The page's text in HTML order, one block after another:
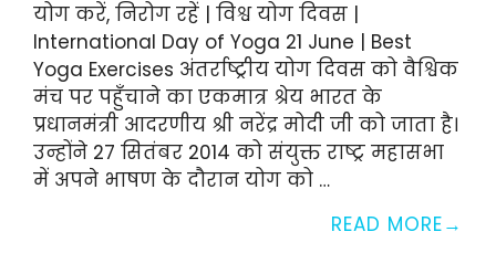
योग करें, निरोग रहें | विश्व योग दिवस |
International Day of Yoga 21 June | Best
Yoga Exercises अंतर्राष्ट्रीय योग दिवस को वैश्विक
मंच पर पहुँचाने का एकमात्र श्रेय भारत के
प्रधानमंत्री आदरणीय श्री नरेंद्र मोदी जी को जाता है।
उन्होंने 27 सितंबर 2014 को संयुक्त राष्ट्र महासभा
में अपने भाषण के दौरान योग को …
READ MORE